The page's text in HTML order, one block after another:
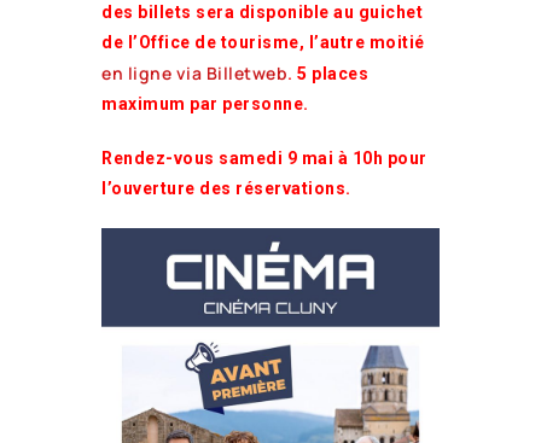
des billets sera disponible au guichet
de l’Office de tourisme, l’autre moitié
en ligne via Billetweb. 5 places
maximum par personne.
Rendez-vous samedi 9 mai à 10h pour
l’ouverture des réservations.